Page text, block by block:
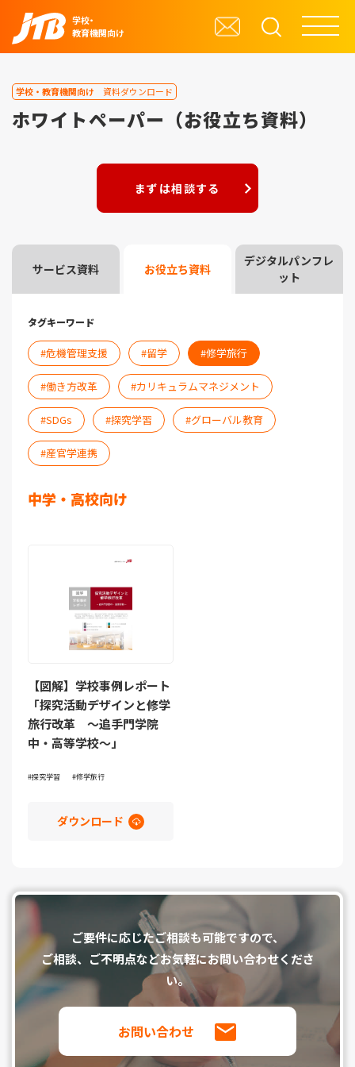
学校・
教育機関向け
学校・教育機関向け 資料ダウンロード
ホワイトペーパー（お役立ち資料）
まずは相談する
サービス資料 お役立ち資料
デジタルパンフレ
ット
タグキーワード
危機管理支援 留学 修学旅行
働き方改革 カリキュラムマネジメント
SDGs 探究学習 グローバル教育
産官学連携
中学・高校向け
【図解】学校事例レポート
「探究活動デザインと修学
旅行改革 ～追手門学院
中・高等学校～」
探究学習 修学旅行
ダウンロード
ご要件に応じたご相談も可能ですので、
ご相談、ご不明点などお気軽にお問い合わせくださ
い。
お問い合わせ